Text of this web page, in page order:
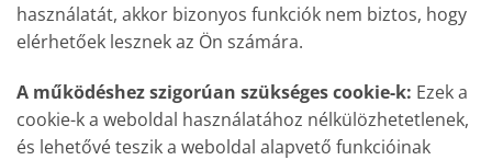
használatát, akkor bizonyos funkciók nem biztos, hogy
elérhetőek lesznek az Ön számára.
A működéshez szigorúan szükséges cookie-k: Ezek a
cookie-k a weboldal használatához nélkülözhetetlenek,
és lehetővé teszik a weboldal alapvető funkcióinak